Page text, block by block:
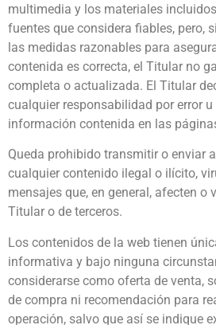
multimedia y los materiales
fuentes que considera fiables, pero,
las medidas razonables para
contenida es correcta, el Titular no
completa o actualizada. El Titular
cualquier responsabilidad por error
información contenida en las
Queda prohibido transmitir o enviar
cualquier contenido ilegal o ilícito,
mensajes que, en general, afecten o
Titular o de terceros.
Los contenidos de la web tienen
informativa y bajo ninguna
considerarse como oferta de venta,
de compra ni recomendación para
operación, salvo que así se indique